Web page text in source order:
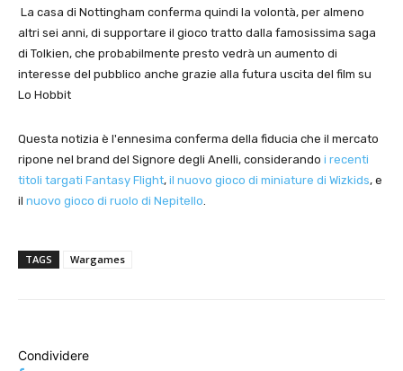
La casa di Nottingham conferma quindi la volontà, per almeno
altri sei anni, di supportare il gioco tratto dalla famosissima saga
di Tolkien, che probabilmente presto vedrà un aumento di
interesse del pubblico anche grazie alla futura uscita del film su
Lo Hobbit
Questa notizia è l'ennesima conferma della fiducia che il mercato
ripone nel brand del Signore degli Anelli, considerando i recenti
titoli targati Fantasy Flight, il nuovo gioco di miniature di Wizkids, e
il nuovo gioco di ruolo di Nepitello.
TAGS Wargames
Condividere